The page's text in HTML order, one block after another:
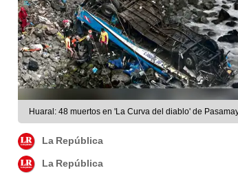
Huaral: 48 muertos en 'La Curva del diablo' de
La República
La República